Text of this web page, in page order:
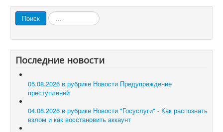
Поиск Искать...
Последние новости
05.08.2026 в рубрике Новости Предупреждение
преступлений
04.08.2026 в рубрике Новости "Госуслуги" - Как распознать
взлом и как восстановить аккаунт